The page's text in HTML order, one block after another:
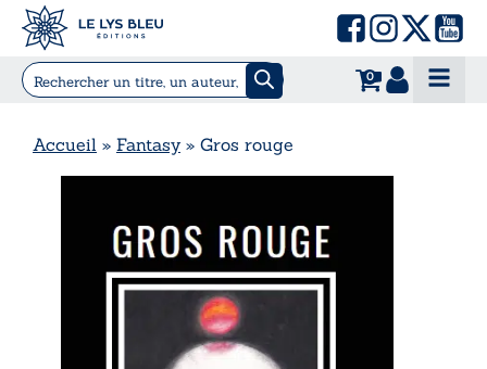
0
Accueil » Fantasy» Gros rouge